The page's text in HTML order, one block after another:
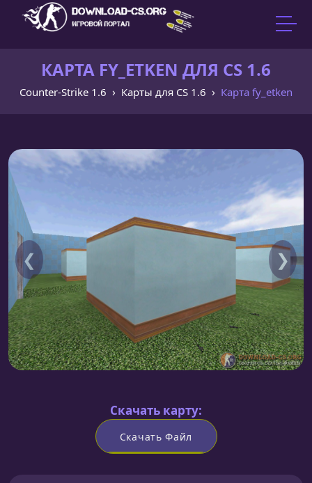
КАРТА FY_ETKEN ДЛЯ CS 1.6
Counter-Strike 1.6 Карты для CS 1.6 Карта fy_etken
❮ ❯
Скачать карту:
Скачать Файл